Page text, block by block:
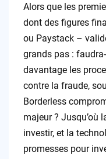
Alors que les
dont des figures
ou Paystack –
grands pas :
davantage les
contre la fraude,
Borderless
majeur ? Jusqu’où
investir, et la
promesses pour